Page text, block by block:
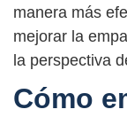
manera más
mejorar la
la perspectiva
Cómo